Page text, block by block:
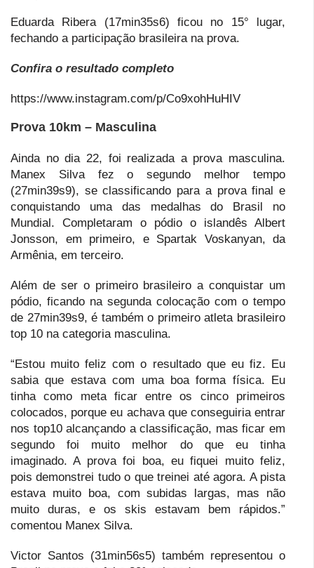
Eduarda Ribera (17min35s6) ficou no 15° lugar,
fechando a participação brasileira na prova.
Confira o resultado completo
https://www.instagram.com/p/Co9xohHuHIV
Prova 10km – Masculina
Ainda no dia 22, foi realizada a prova masculina.
Manex Silva fez o segundo melhor tempo
(27min39s9), se classificando para a prova final e
conquistando uma das medalhas do Brasil no
Mundial. Completaram o pódio o islandês Albert
Jonsson, em primeiro, e Spartak Voskanyan, da
Armênia, em terceiro.
Além de ser o primeiro brasileiro a conquistar um
pódio, ficando na segunda colocação com o tempo
de 27min39s9, é também o primeiro atleta brasileiro
top 10 na categoria masculina.
“Estou muito feliz com o resultado que eu fiz. Eu
sabia que estava com uma boa forma física. Eu
tinha como meta ficar entre os cinco primeiros
colocados, porque eu achava que conseguiria entrar
nos top10 alcançando a classificação, mas ficar em
segundo foi muito melhor do que eu tinha
imaginado. A prova foi boa, eu fiquei muito feliz,
pois demonstrei tudo o que treinei até agora. A pista
estava muito boa, com subidas largas, mas não
muito duras, e os skis estavam bem rápidos.”
comentou Manex Silva.
Victor Santos (31min56s5) também representou o